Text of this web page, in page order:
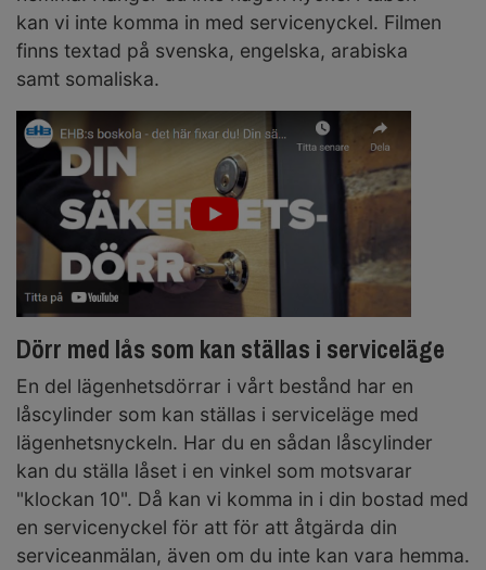
kan vi inte komma in med servicenyckel. Filmen
finns textad på svenska, engelska, arabiska
samt somaliska.
Dörr med lås som kan ställas i serviceläge
En del lägenhetsdörrar i vårt bestånd har en
låscylinder som kan ställas i serviceläge med
lägenhetsnyckeln. Har du en sådan låscylinder
kan du ställa låset i en vinkel som motsvarar
"klockan 10". Då kan vi komma in i din bostad med
en servicenyckel för att för att åtgärda din
serviceanmälan, även om du inte kan vara hemma.